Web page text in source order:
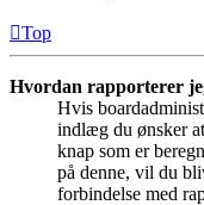
Top
Hvordan rapporterer
Hvis
indlæg du ønsker
knap som er
på denne, vil du
forbindelse med